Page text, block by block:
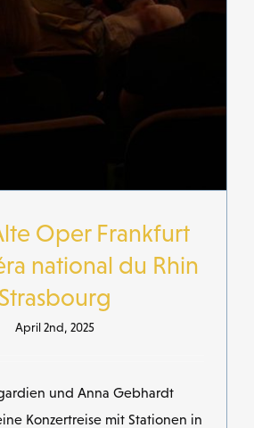
Oper Frankfurt
national du Rhin
Strasbourg
April 2nd, 2025
und Anna Gebhardt
Konzertreise mit Stationen in